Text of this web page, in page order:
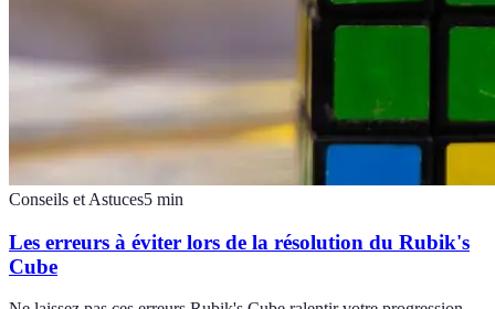
Conseils et Astuces5 min
Les erreurs à éviter lors de la résolution du Rubik's
Cube